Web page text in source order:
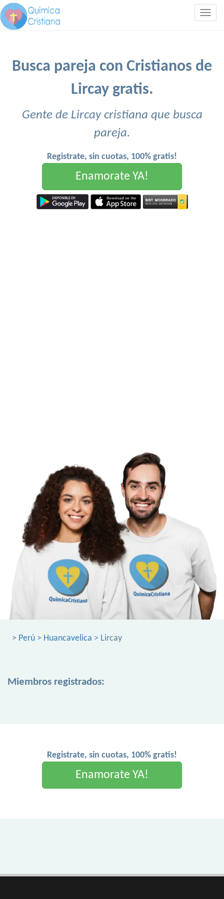
Busca pareja con Cristianos de
Lircay gratis.
Gente de Lircay cristiana que busca
pareja.
Registrate, sin cuotas, 100% gratis!
Enamorate YA!
> Perú > Huancavelica > Lircay
Miembros registrados:
Registrate, sin cuotas, 100% gratis!
Enamorate YA!